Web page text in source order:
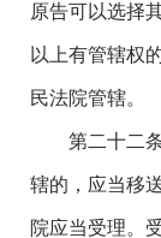
原告可以选择
以上有管辖权
民法院管辖。
第二十二
辖的，应当移
院应当受理。